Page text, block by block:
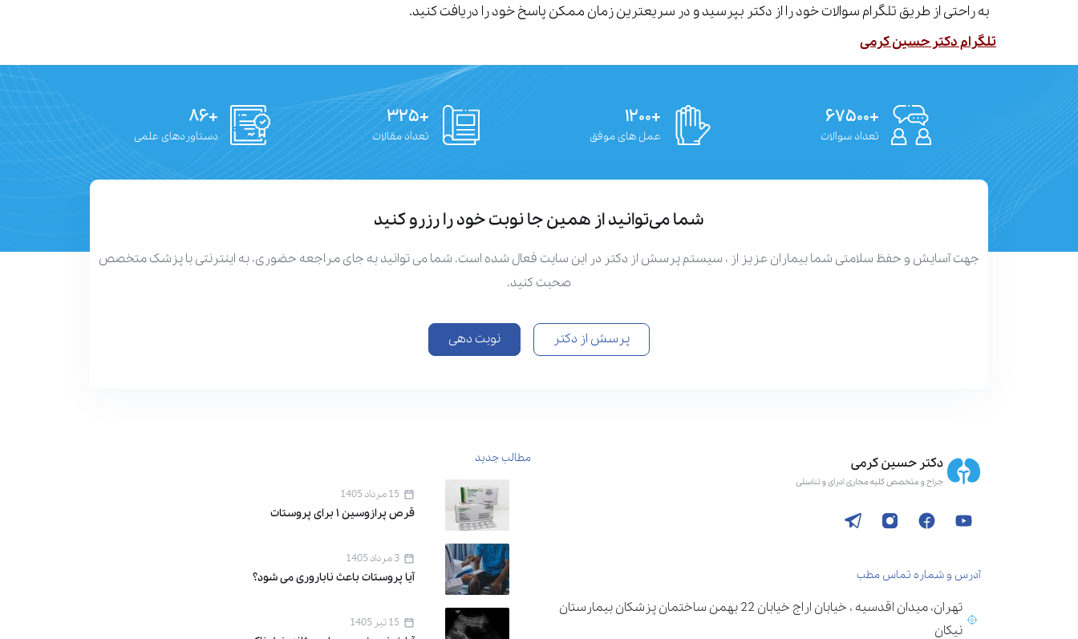
به راحتی از طریق تلگرام سوالات خود را از دکتر بپرسید و در سریعترین زمان ممکن پاسخ خود را دریافت کنید.
تلگرام دکتر حسین کرمی
+۶۷۵۰۰
تعداد سوالات
+۱۲۰۰
عمل های موفق
+۳۲۵
تعداد مقالات
+۸۶
دستاوردهای علمی
شما می‌توانید از همین جا نوبت خود را رزرو کنید
جهت آسایش و حفظ سلامتی شما بیماران عزیز از ، سیستم پرسش از دکتر در این سایت فعال شده است. شما می توانید به جای مراجعه حضوری، به اینترنتی با پزشک متخصص
صحبت کنید.
پرسش از دکتر نوبت دهی
آدرس و شماره تماس مطب
تهران، میدان اقدسیه ، خیابان اراج خیابان 22 بهمن ساختمان پزشکان بیمارستان
نیکان
مطالب جدید
15 مرداد 1405
قرص پرازوسین ۱ برای پروستات
3 مرداد 1405
آیا پروستات باعث ناباروری می‌ شود؟
15 تیر 1405